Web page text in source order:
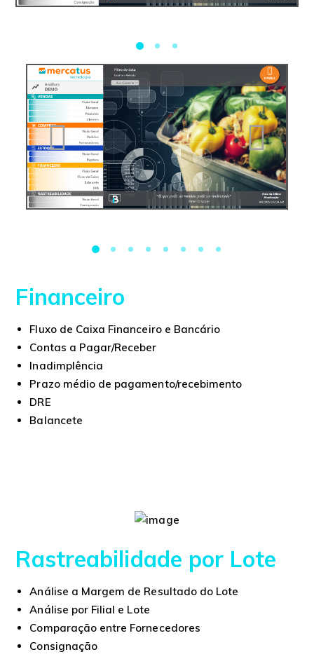
Financeiro
Fluxo de Caixa Financeiro e Bancário
Contas a Pagar/Receber
Inadimplência
Prazo médio de pagamento/recebimento
DRE
Balancete
Rastreabilidade por Lote
Análise a Margem de Resultado do Lote
Análise por Filial e Lote
Comparação entre Fornecedores
Consignação